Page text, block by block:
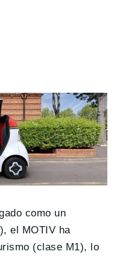
como un
el MOTIV ha
(clase M1), lo